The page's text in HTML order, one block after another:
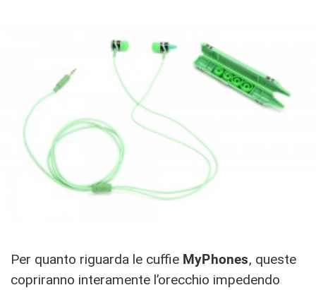
Per quanto riguarda le cuffie MyPhones, queste
copriranno interamente l’orecchio impedendo